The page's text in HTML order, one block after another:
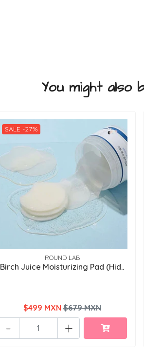
You might also
SALE -27%
ROUND LAB
Birch Juice Moisturizing Pad (Hid..
$499 MXN $679 MXN
+
-